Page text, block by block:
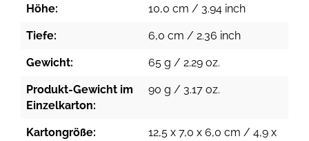
Höhe: 10,0 cm / 3.94 inch
Tiefe: 6,0 cm / 2.36 inch
Gewicht: 65 g / 2.29 oz.
Produkt-Gewicht im
Einzelkarton:
90 g / 3.17 oz.
Kartongröße:
12,5 x 7,0 x 6,0 cm / 4,9 x